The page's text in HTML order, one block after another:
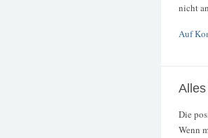
nicht
Auf
Die
Wenn